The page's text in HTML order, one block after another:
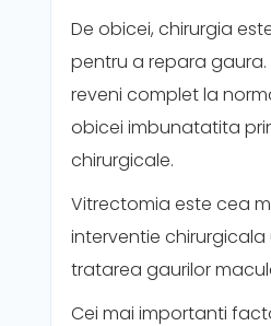
De obicei, chirurgia
pentru a repara
reveni complet la
obicei imbunatatita
chirurgicale.
Vitrectomia este cea
interventie
tratarea gaurilor
Cei mai importanti